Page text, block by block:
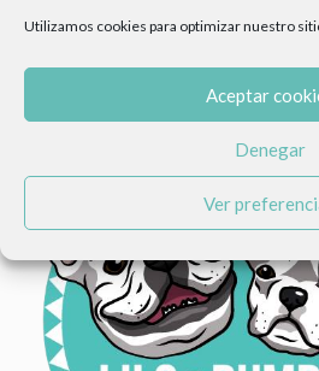
Utilizamos cookies para optimizar nuestro
Aceptar
Denegar
Ver